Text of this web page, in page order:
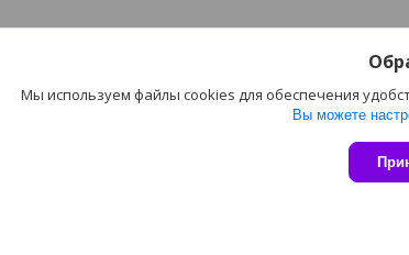
Мы используем файлы cookies для обеспечения
Вы можете